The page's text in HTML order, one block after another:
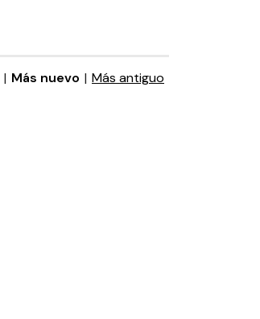
| Más nuevo | Más antiguo